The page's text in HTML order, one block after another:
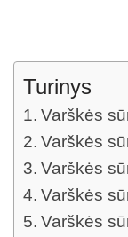
Turinys
Varškės
Varškės
Varškės
Varškės
Varškės